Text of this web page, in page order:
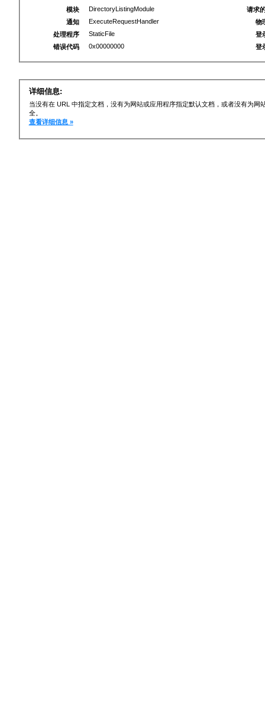
模块
DirectoryListingModule
通知
ExecuteRequestHandler
处理程序
StaticFile
错误代码
0x00000000
请求
物
登
登
详细信息:
当没有在 URL 中指定文档，没有为网站或应用程序指定默认文档，或者没有为
全。
查看详细信息 »